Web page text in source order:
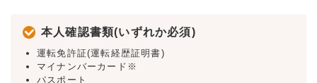
本人確認書類(いずれか必須)
運転免許証(運転経歴証明書)
マイナンバーカード※
パスポート